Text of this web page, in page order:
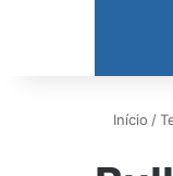
Início /